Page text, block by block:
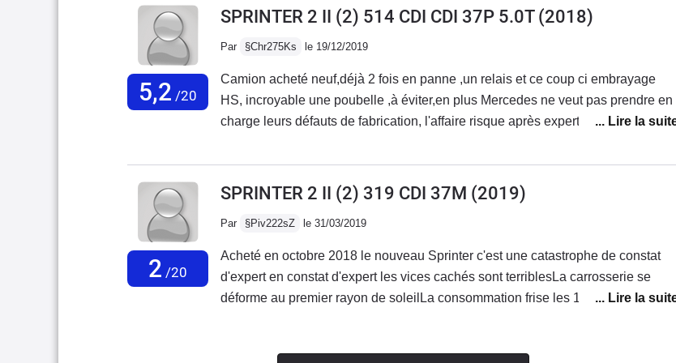
différente d'un usage quotidien donc un avi à part :)
entretenueSURTOUT NE PAS ALLEZ CHEZ MERCEDES EN CROYANT
ACHETEZ DE LA QUALITER PARCE QUE C'EST PLUS CHERmerci
mercedes
5,2 /20
SPRINTER 2 II (2) 514 CDI CDI 37P 5.0T(2018)
Par §Chr275Ks le 19/12/2019
Camion acheté neuf,déjà 2 fois en panne ,un relais et ce coup ci embrayage
HS, incroyable une poubelle ,à éviter,en plus Mercedes ne veut pas prendre en
charge leurs défauts de fabrication, l'affaire risque après expertise de finir au
de fiabilité.Fini le temps des bonnes mercos,enseigne à oublier très rapidement
!!!!!
2 /20
SPRINTER 2 II (2) 319 CDI 37M (2019)
Par §Piv222sZ le 31/03/2019
Acheté en octobre 2018 le nouveau Sprinter c'est une catastrophe de constat
d'expert en constat d'expert les vices cachés sont terriblesLa carrosserie se
déforme au premier rayon de soleilLa consommation frise les 15 litres Des que